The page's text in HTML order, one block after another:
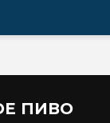
ПИВО